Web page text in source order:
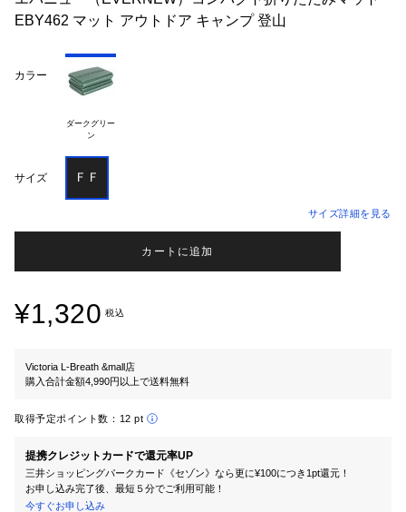
EBY462 マット アウトドア キャンプ 登山
カラー
ダークグリー
サイズ ＦＦ
サイズ詳細を見る
カートに追加
¥1,320 税込
Victoria L-Breath &mall店
購入合計金額4,990円以上で送料無料
取得予定ポイント数： 12 pt
提携クレジットカードで還元率UP
三井ショッピングパークカード《セゾン》なら更に¥100につき1pt還元！
お申し込み完了後、最短５分でご利用可能！
今すぐお申し込み